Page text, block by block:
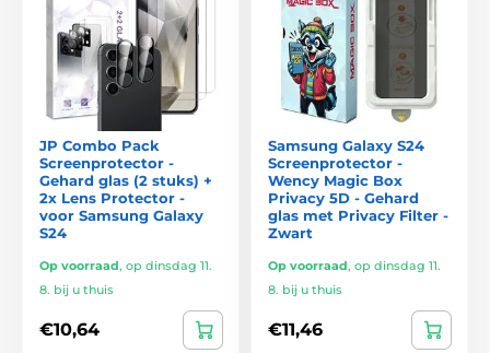
JP Combo Pack
Screenprotector -
Gehard glas (2 stuks) +
2x Lens Protector -
voor Samsung Galaxy
S24
Op voorraad, op dinsdag 11.
8. bij u thuis
€10,64
Samsung Galaxy S24
Screenprotector -
Wency Magic Box
Privacy 5D - Gehard
glas met Privacy Filter -
Zwart
Op voorraad, op dinsdag 11.
8. bij u thuis
€11,46